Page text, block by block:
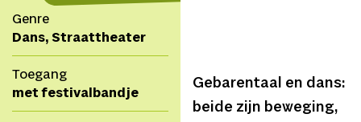
Genre
Dans, Straattheater
Toegang
met festivalbandje
Gebarentaal en dans:
beide zijn beweging,